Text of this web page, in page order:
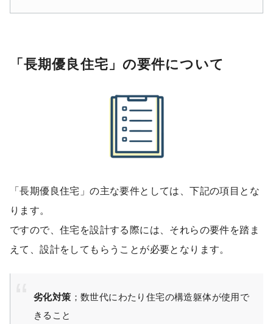
「長期優良住宅」の要件について
「長期優良住宅」の主な要件としては、下記の項目とな
ります。
ですので、住宅を設計する際には、それらの要件を踏ま
えて、設計をしてもらうことが必要となります。
劣化対策 ；数世代にわたり住宅の構造躯体が使用で
きること